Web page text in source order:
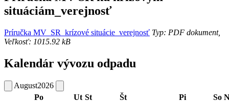
situáciám_verejnosť
Príručka MV_SR_krízové situácie_verejnosť Typ: PDF dokument,
Veľkosť: 1015.92 kB
Kalendár vývozu odpadu
August2026
Po
Ut St Št Pi So